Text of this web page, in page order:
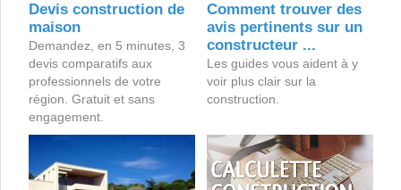
Devis construction de
maison
Demandez, en 5 minutes, 3
devis comparatifs aux
professionnels de votre
région. Gratuit et sans
engagement.
Comment trouver des
avis pertinents sur un
constructeur ...
Les guides vous aident à y
voir plus clair sur la
construction.